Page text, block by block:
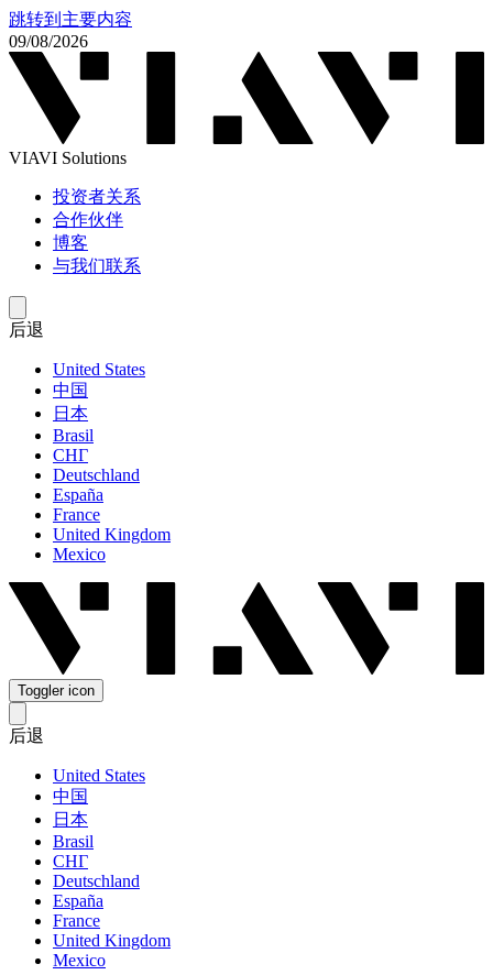
跳转到主要内容
09/08/2026
VIAVI Solutions
投资者关系
合作伙伴
博客
与我们联系
后退
United States
中国
日本
Brasil
СНГ
Deutschland
España
France
United Kingdom
Mexico
Toggler icon
后退
United States
中国
日本
Brasil
СНГ
Deutschland
España
France
United Kingdom
Mexico